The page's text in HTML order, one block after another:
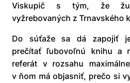
Viskupič s tým, že
vyžrebovaných z Trnavského
Do súťaže sa dá zapojiť
prečítať ľubovoľnú knihu a
referát v rozsahu
v ňom má objasniť, prečo si